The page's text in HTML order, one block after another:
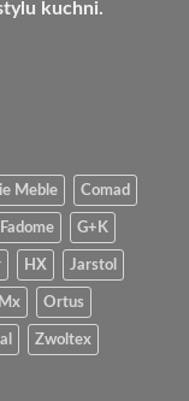
kuchni.
Meble Comad
Fadome G+K
HX Jarstol
Mx Ortus
Zwoltex